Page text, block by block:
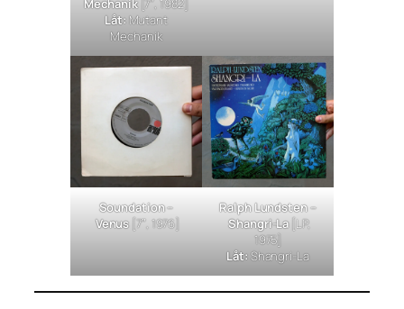
Mechanik[7″, 1982]
Låt:Mutant
Mechanik
Soundation –
Venus [7″, 1976]
Ralph Lundsten –
Shangri-La[LP,
1975]
Låt:Shangri-La